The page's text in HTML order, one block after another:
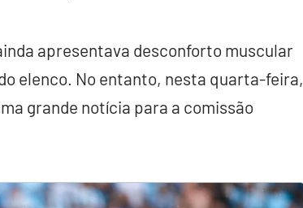
apresentava desconforto muscular
elenco. No entanto, nesta quarta-feira,
grande notícia para a comissão